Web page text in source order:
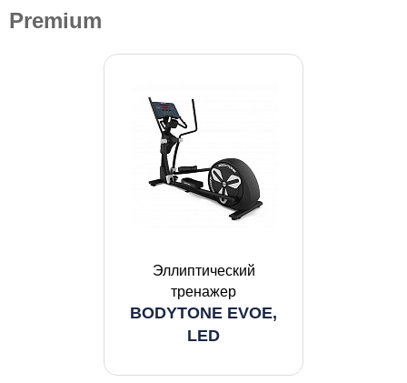
Premium
Эллиптический
тренажер
BODYTONE EVOE,
LED